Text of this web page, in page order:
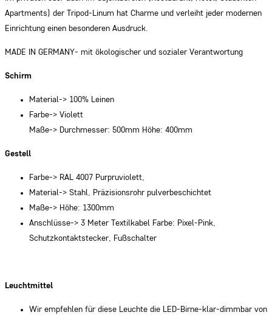
Apartments) der Tripod-Linum hat Charme und verleiht jeder modernen
Einrichtung einen besonderen Ausdruck.
MADE IN GERMANY- mit ökologischer und sozialer Verantwortung
Schirm
Material-> 100% Leinen
Farbe-> Violett
Maße-> Durchmesser: 500mm Höhe: 400mm
Gestell
Farbe-> RAL 4007 Purpruviolett,
Material-> Stahl, Präzisionsrohr pulverbeschichtet
Maße-> Höhe: 1300mm
Anschlüsse-> 3 Meter Textilkabel Farbe: Pixel-Pink,
Schutzkontaktstecker, Fußschalter
Leuchtmittel
Wir empfehlen für diese Leuchte die LED-Birne-klar-dimmbar von